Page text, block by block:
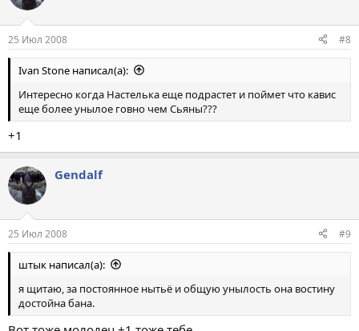
25 Июл 2008 #8
Ivan Stone написал(а):
Интересно когда Настелька еще подрастет и поймет что кавис
еще более унылое гoвно чем Сьяны???
+1
Gendalf
25 Июл 2008 #9
штык написал(а):
я щитаю, за постоянное нытьё и общую унылость она востину
достойна бана.